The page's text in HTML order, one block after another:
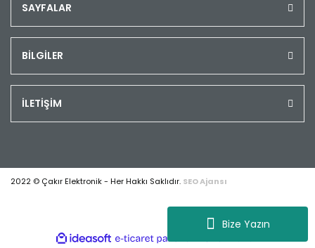
Bize Yazın
SAYFALAR
BİLGİLER
İLETİŞİM
2022 © Çakır Elektronik - Her Hakkı Saklıdır. SEO Ajansı
ideasoft